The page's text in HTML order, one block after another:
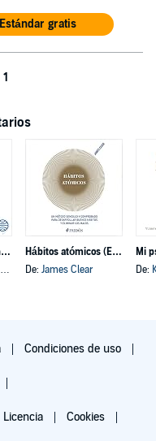
gratis
La psicología del dinero
Hábitos atómicos (Español neutro)
De: James Clear
Mi
De:
Condiciones de uso
Licencia Cookies